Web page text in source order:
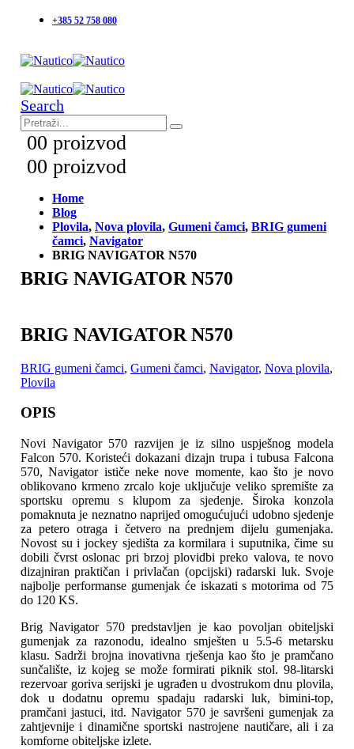
+385 52 758 080
Search
00 proizvod
00 proizvod
Home
Blog
Plovila, Nova plovila, Gumeni čamci, BRIG gumeni
čamci, Navigator
BRIG NAVIGATOR N570
BRIG NAVIGATOR N570
BRIG NAVIGATOR N570
BRIG gumeni čamci, Gumeni čamci, Navigator, Nova plovila,
Plovila
OPIS
Novi Navigator 570 razvijen je iz silno uspješnog modela
Falcon 570. Koristeći dokazani dizajn trupa i tubusa Falcona
570, Navigator ističe neke nove momente, kao što je novo
oblikovano krmeno zrcalo koje uključuje veliko spremište za
sportsku opremu s klupom za sjedenje. Široka konzola
pomaknuta je neznatno naprijed omogućujući udobno sjedenje
za petero otraga i četvero na prednjem dijelu gumenjaka.
Novost su i jockey sjedišta za kormilara i suputnika, čime su
dobili čvrst oslonac pri brzoj plovidbi preko valova, te novo
dizajniran praktičan i privlačan (opcijski) radarski luk. Svoje
najbolje performanse gumenjak će iskazati s motorima od 75
do 120 KS.
Brig Navigator 570 predstavljen je kao povoljan obiteljski
gumenjak za razonodu, idealno smješten u 5.5-6 metarsku
klasu. Sadrži brojna inovativna rješenja kao što je pramčano
sunčalište, iz kojeg se može formirati piknik stol. 98-litarski
rezervoar goriva serijski je ugrađen u dvostrukom dnu plovila,
dok u dodatnu opremu spadaju radarski luk, bimini-top,
pramčani jastuci, itd. Navigator 570 je savršeni gumenjak za
zahtjevnije i dinamične sportski nastrojene nautičare, ali i za
komforne obiteljske izlete.